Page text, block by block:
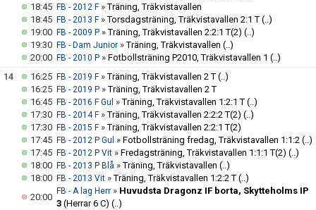
18:45 FB - 2012 F»Träning, Träkvistavallen
18:45 FB - 2013 F»Torsdagsträning, Träkvistavallen 2:1 T (..)
19:00 FB - 2009 P »Träning, Träkvistavallen 2:2:1 T(2) (..)
19:30 FB - Dam Junior »Träning, Träkvistavallen (..)
20:00 FB - 2010 P » Fotbollsträning P2010, Träkvistavallen 1 (..)
14
16:25 FB - 2019 F»Träning, Träkvistavallen 2 T (..)
16:25 FB - 2019 P »Träning, Träkvistavallen 2 T
16:45 FB - 2016 F Gul »Träning, Träkvistavallen 1:2:1 T (..)
17:30 FB - 2014 F»Träning, Träkvistavallen 2:2:2 T(2) (..)
17:30 FB - 2015 F»Träning, Träkvistavallen 2:2:1 T(2)
17:45 FB - 2012 P Gul » Fotbollsträning fredag, Träkvistavallen 1:1:2 (..)
17:45 FB - 2012 P Vit » Fredagsträning, Träkvistavallen 1:1:1 T(2) (..)
18:00 FB - 2013 P Blå »Träning, Träkvistavallen (..)
18:00 FB - 2013 Vit »Träning, Träkvistavallen 1:2:2 T (..)
20:00
FB - A lag Herr » Huvudsta Dragonz IF borta, Skytteholms IP
3 (Herrar 6 C) (..)